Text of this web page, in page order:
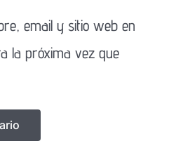
email y sitio web en
la próxima vez que